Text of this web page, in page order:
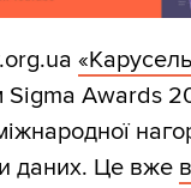
Sigma Awards
даних. Це вже